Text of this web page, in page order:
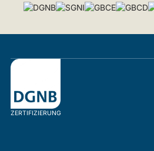
ZERTIFIZIERUNG